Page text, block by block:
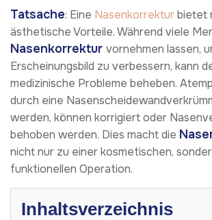
Tatsache: Eine Nasenkorrekturbietet
ästhetische Vorteile. Während viele
Nasenkorrektur vornehmen lassen,
Erscheinungsbild zu verbessern, kann
medizinische Probleme beheben.
durch eine
werden, können korrigiert oder
behoben werden. Dies macht die
nicht nur zu einer kosmetischen,
funktionellen Operation.
Inhaltsverzeichnis